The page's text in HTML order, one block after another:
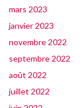
mars 2023
janvier 2023
novembre 2022
septembre 2022
août 2022
juillet 2022